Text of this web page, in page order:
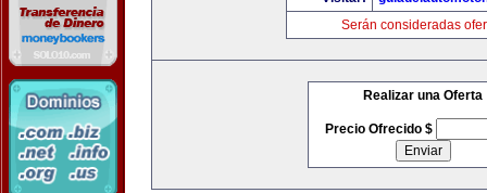
Serán consideradas
Realizar una Oferta
Precio Ofrecido $